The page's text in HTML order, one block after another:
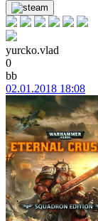
yurcko.vlad
0
bb
02.01.2018 18:08